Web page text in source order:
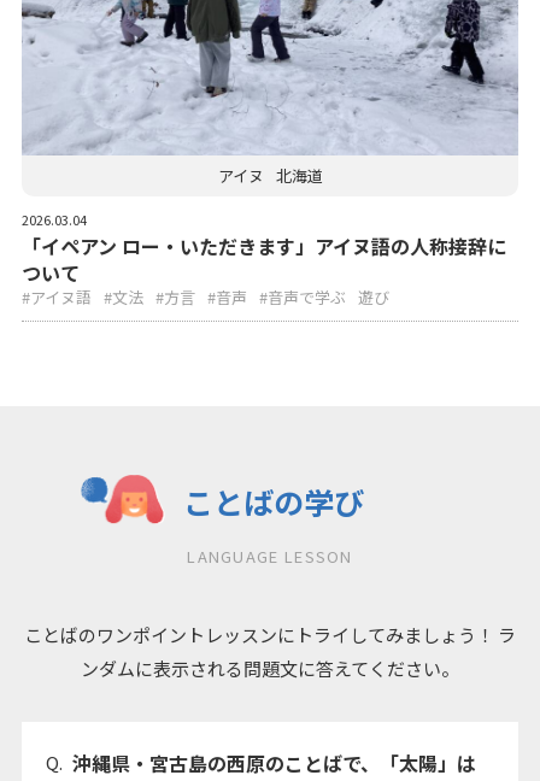
アイヌ 北海道
2026.03.04
「イペアン ロー・いただきます」アイヌ語の人称接辞に
ついて
#アイヌ語 #文法 #方言 #音声 #音声で学ぶ 遊び
ことばの学び
LANGUAGE LESSON
ことばのワンポイントレッスンにトライしてみましょう！ ラ
ンダムに表示される問題文に答えてください。
Q. 沖縄県・宮古島の西原のことばで、「太陽」は